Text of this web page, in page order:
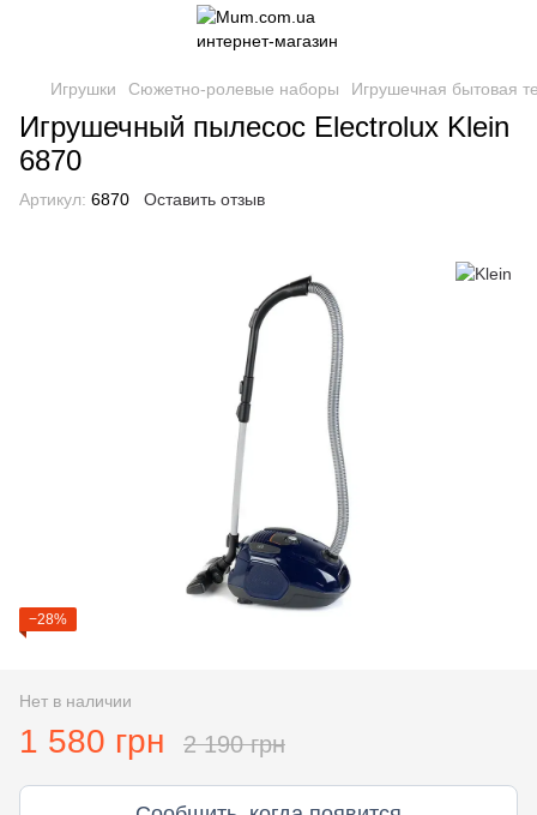
Игрушки Сюжетно-ролевые наборы Игрушечная бытовая
Игрушечный пылесос Electrolux Klein
6870
Артикул: 6870 Оставить отзыв
−28%
Нет в наличии
1 580 грн 2 190 грн